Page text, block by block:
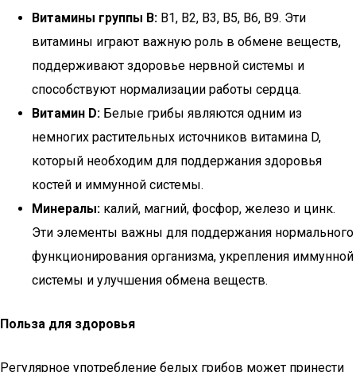
Витамины группы B: В1, В2, В3, В5, В6, В9. Эти
витамины играют важную роль в обмене веществ,
поддерживают здоровье нервной системы и
способствуют нормализации работы сердца.
Витамин D: Белые грибы являются одним из
немногих растительных источников витамина D,
который необходим для поддержания здоровья
костей и иммунной системы.
Минералы: калий, магний, фосфор, железо и цинк.
Эти элементы важны для поддержания нормального
функционирования организма, укрепления иммунной
системы и улучшения обмена веществ.
Польза для здоровья
Регулярное употребление белых грибов может принести